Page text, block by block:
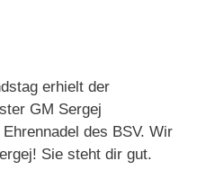
erhielt der
GM Sergej
des BSV. Wir
Sie steht dir gut.